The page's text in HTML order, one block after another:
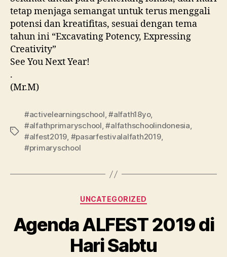
tetap menjaga semangat untuk terus menggali
potensi dan kreatifitas, sesuai dengan tema
tahun ini “Excavating Potency, Expressing
Creativity”
See You Next Year!
.
(Mr.M)
#activelearningschool,#alfath18yo,
#alfathprimaryschool,#alfathschoolindonesia,
#alfest2019, #pasarfestivalalfath2019,
#primaryschool
UNCATEGORIZED
Agenda ALFEST 2019 di
Hari Sabtu